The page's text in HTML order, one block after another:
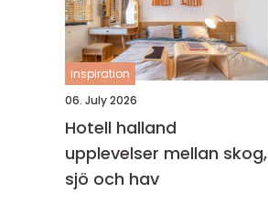
inspiration
06. July 2026
Hotell halland
upplevelser mellan skog,
sjö och hav